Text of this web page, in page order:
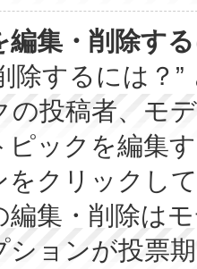
集・削除す
除するには？
の投稿者、モ
ピックを編集
をクリックし
編集・削除は
ションが投票